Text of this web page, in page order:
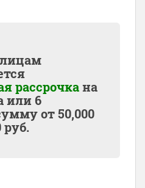
рассрочкана
или 6
от50,000
руб.